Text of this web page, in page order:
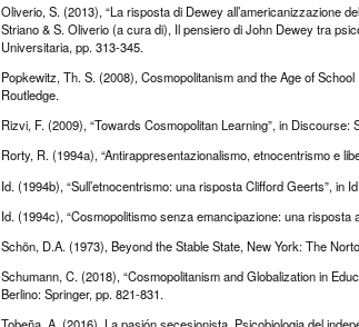
Oliverio, S. (2013), “La risposta di Dewey all’americanizzazione
Striano & S. Oliverio (a cura di), Il pensiero di John Dewey tra
Universitaria, pp. 313-345.
Popkewitz, Th. S. (2008), Cosmopolitanism and the Age of
Routledge.
Rizvi, F. (2009), “Towards Cosmopolitan Learning”, in
Rorty, R. (1994a), “Antirappresentazionalismo, etnocentrismo e
Id. (1994b), “Sull’etnocentrismo: una risposta Clifford Geerts”, in
Id. (1994c), “Cosmopolitismo senza emancipazione: una
Schön, D.A. (1973), Beyond the Stable State, New York: The
Schumann, C. (2018), “Cosmopolitanism and Globalization in
Berlino: Springer, pp. 821-831.